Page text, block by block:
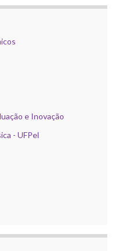
e Inovação
- UFPel